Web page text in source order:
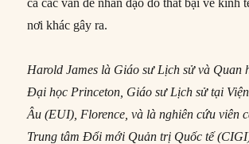
nơi khác gây ra.
Harold James là Giáo sư Lịch sử và Quan
Đại học Princeton, Giáo sư Lịch sử tại
Âu (EUI), Florence, và là nghiên cứu viên
Trung tâm Đổi mới Quản trị Quốc tế